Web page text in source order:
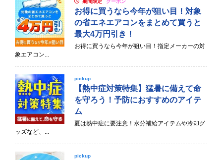
お得に買うなら今年が狙い目！対象
の省エネエアコンをまとめて買うと
最大4万円引き！
お得に買うなら今年が狙い目！指定メーカーの対
象エアコン...
pickup
【熱中症対策特集】猛暑に備えて命
を守ろう！予防におすすめのアイテ
ム
夏は熱中症に要注意！水分補給アイテムや冷却グ
ッズなど、...
pickup